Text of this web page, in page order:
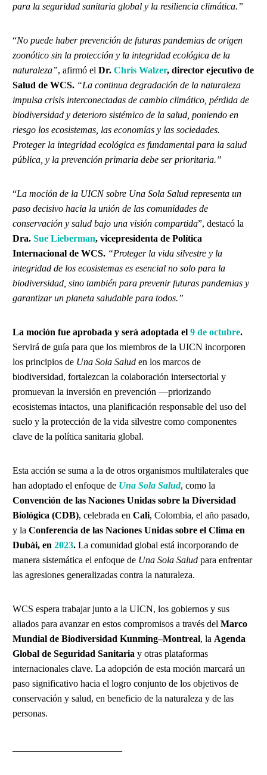
para la seguridad sanitaria global y la resiliencia climática.”
“No puede haber prevención de futuras pandemias de origen
zoonótico sin la protección y la integridad ecológica de la
naturaleza”, afirmó el Dr. Chris Walzer, director ejecutivo de
Salud de WCS. “La continua degradación de la naturaleza
impulsa crisis interconectadas de cambio climático, pérdida de
biodiversidad y deterioro sistémico de la salud, poniendo en
riesgo los ecosistemas, las economías y las sociedades.
Proteger la integridad ecológica es fundamental para la salud
pública, y la prevención primaria debe ser prioritaria.”
“La moción de la UICN sobre Una Sola Salud representa un
paso decisivo hacia la unión de las comunidades de
conservación y salud bajo una visión compartida”, destacó la
Dra. Sue Lieberman, vicepresidenta de Política
Internacional de WCS. “Proteger la vida silvestre y la
integridad de los ecosistemas es esencial no solo para la
biodiversidad, sino también para prevenir futuras pandemias y
garantizar un planeta saludable para todos.”
La moción fue aprobada y será adoptada el 9 de octubre.
Servirá de guía para que los miembros de la UICN incorporen
los principios de Una Sola Salud en los marcos de
biodiversidad, fortalezcan la colaboración intersectorial y
promuevan la inversión en prevención —priorizando
ecosistemas intactos, una planificación responsable del uso del
suelo y la protección de la vida silvestre como componentes
clave de la política sanitaria global.
Esta acción se suma a la de otros organismos multilaterales que
han adoptado el enfoque de Una Sola Salud, como la
Convención de las Naciones Unidas sobre la Diversidad
Biológica (CDB), celebrada en Cali, Colombia, el año pasado,
y la Conferencia de las Naciones Unidas sobre el Clima en
Dubái, en 2023. La comunidad global está incorporando de
manera sistemática el enfoque de Una Sola Salud para enfrentar
las agresiones generalizadas contra la naturaleza.
WCS espera trabajar junto a la UICN, los gobiernos y sus
aliados para avanzar en estos compromisos a través del Marco
Mundial de Biodiversidad Kunming–Montreal, la Agenda
Global de Seguridad Sanitaria y otras plataformas
internacionales clave. La adopción de esta moción marcará un
paso significativo hacia el logro conjunto de los objetivos de
conservación y salud, en beneficio de la naturaleza y de las
personas.